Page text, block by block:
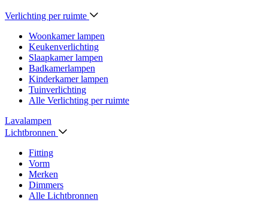
Verlichting per ruimte
Woonkamer lampen
Keukenverlichting
Slaapkamer lampen
Badkamerlampen
Kinderkamer lampen
Tuinverlichting
Alle Verlichting per ruimte
Lavalampen
Lichtbronnen
Fitting
Vorm
Merken
Dimmers
Alle Lichtbronnen